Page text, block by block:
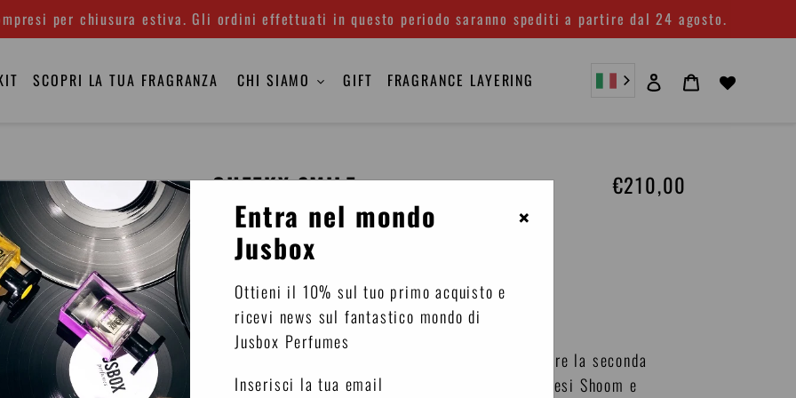
per chiusura estiva. Gli ordini effettuati in questo periodo saranno spediti a partire dal 24 agosto.
SCOPRI LA TUA FRAGRANZA CHI SIAMO GIFT FRAGRANCE LAYERING Accedi Carrello
CHEEKY SMILE €210,00
Eau de parfum
Famiglia olfattiva
Naso: Dominique Moellhausen
Concentrazione: 25%
La musica è religione. L’acid House è culto. Si apre la seconda
stagione della Summer Of Love nei Templi Londinesi Shoom e
×
Entra nel mondo
Jusbox
Ottieni il 10% sul tuo primo acquisto e
ricevi news sul fantastico mondo di
Jusbox Perfumes
Inserisci la tua email